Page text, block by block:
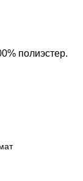
полиэстер.